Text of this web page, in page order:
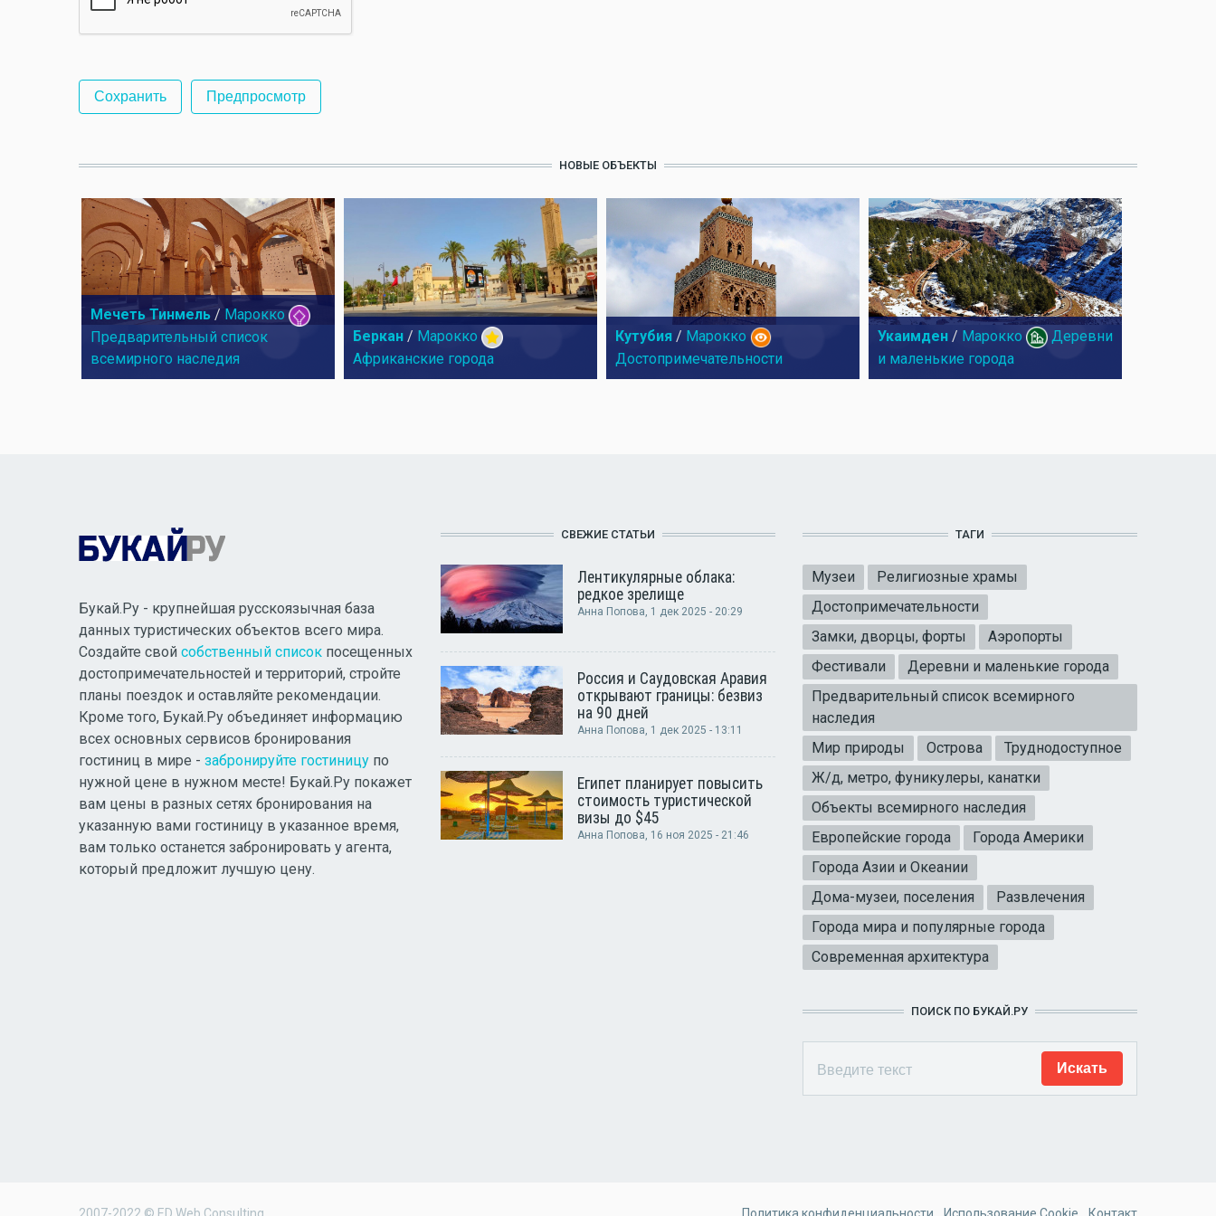
НОВЫЕ ОБЪЕКТЫ
Мечеть Тинмель / Марокко
Предварительный список
всемирного наследия
Беркан / Марокко
Африканские города
Кутубия / Марокко
Достопримечательности
Укаимден / Марокко
Деревни
и маленькие города
Букай.Ру - крупнейшая русскоязычная база
данных туристических объектов всего мира.
Создайте свой собственный список посещенных
достопримечательностей и территорий, стройте
планы поездок и оставляйте рекомендации.
Кроме того, Букай.Ру объединяет информацию
всех основных сервисов бронирования
гостиниц в мире - забронируйте гостиницу по
нужной цене в нужном месте! Букай.Ру покажет
вам цены в разных сетях бронирования на
указанную вами гостиницу в указанное время,
вам только останется забронировать у агента,
который предложит лучшую цену.
СВЕЖИЕ СТАТЬИ
Лентикулярные облака:
редкое зрелище
Анна Попова, 1 дек 2025 - 20:29
Россия и Саудовская Аравия
открывают границы: безвиз
на 90 дней
Анна Попова, 1 дек 2025 - 13:11
Египет планирует повысить
стоимость туристической
визы до $45
Анна Попова, 16 ноя 2025 - 21:46
ТАГИ
Музеи
Религиозные храмы
Достопримечательности
Замки, дворцы, форты
Аэропорты
Фестивали
Деревни и маленькие города
Предварительный список всемирного
наследия
Мир природы
Острова
Труднодоступное
Ж/д, метро, фуникулеры, канатки
Объекты всемирного наследия
Европейские города
Города Америки
Города Азии и Океании
Дома-музеи, поселения
Развлечения
Города мира и популярные города
Современная архитектура
ПОИСК ПО БУКАЙ.РУ